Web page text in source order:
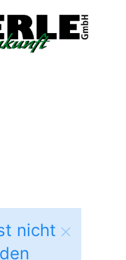
nicht